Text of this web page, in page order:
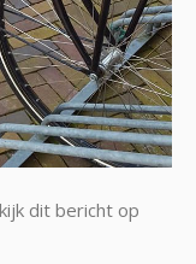
dit bericht op